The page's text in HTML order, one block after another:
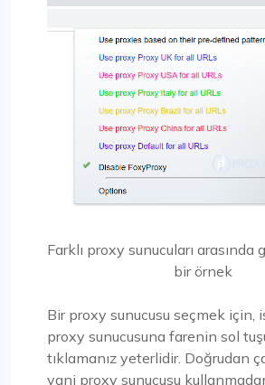
Farklı proxy sunucuları
bir örnek
Bir proxy sunucusu seçmek için,
proxy sunucusuna farenin sol
tıklamanız yeterlidir. Doğrudan
yani proxy sunucusu